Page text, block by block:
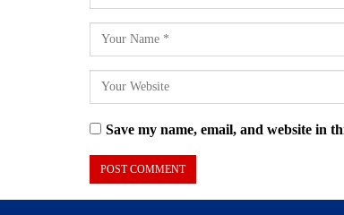
Save my name, email, and website in